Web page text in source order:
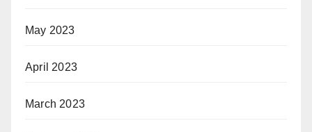
May 2023
April 2023
March 2023